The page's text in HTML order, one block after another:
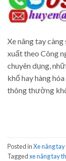
Xe nâng tay
xuất theo Công
chuyên dụng,
khổ hay hàng
thông thường
Posted inXe nâng tay
Taggedxe nâng tay